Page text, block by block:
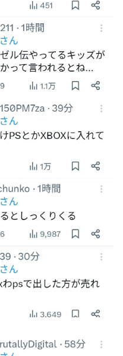
追って見ると…
ンＰ第２話「蒼翼の乙女」
る奴は全員バカです」→30
」失職ｗｗｗｗｗｗｗｗｗ
、ペタンコのボストンバッ
！Gメンに確保され「なん
市で珍しい事故が撮影され
フィギュア、ガチで作り
、早速パクリゲーが任天
談所ネタ118 懺悔小ネタ
めネタ「ファイアホイール